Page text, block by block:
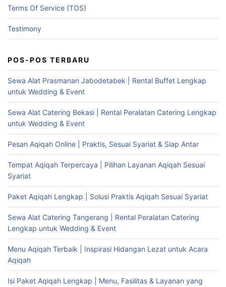
Terms Of Service (TOS)
Testimony
POS-POS TERBARU
Sewa Alat Prasmanan Jabodetabek | Rental Buffet Lengkap
untuk Wedding & Event
Sewa Alat Catering Bekasi | Rental Peralatan Catering Lengkap
untuk Wedding & Event
Pesan Aqiqah Online | Praktis, Sesuai Syariat & Siap Antar
Tempat Aqiqah Terpercaya | Pilihan Layanan Aqiqah Sesuai
Syariat
Paket Aqiqah Lengkap | Solusi Praktis Aqiqah Sesuai Syariat
Sewa Alat Catering Tangerang | Rental Peralatan Catering
Lengkap untuk Wedding & Event
Menu Aqiqah Terbaik | Inspirasi Hidangan Lezat untuk Acara
Aqiqah
Isi Paket Aqiqah Lengkap | Menu, Fasilitas & Layanan yang